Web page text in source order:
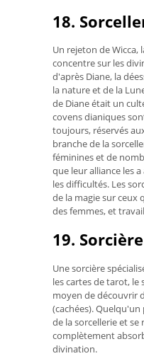
18.
Un rejeton de Wicca,
concentre sur les
d'après Diane, la
la nature et de la
de Diane était un
covens dianiques
toujours, réservés
branche de la
féminines et de
que leur alliance les
les difficultés. Les
de la magie sur
des femmes, et
19.
Une sorcière
les cartes de tarot,
moyen de découvrir
(cachées).
de la sorcellerie et
complètement
divination.